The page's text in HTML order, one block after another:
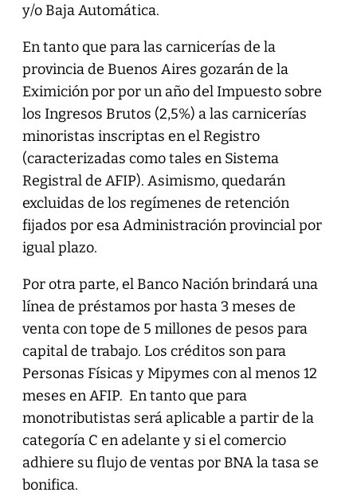
y/o Baja Automática.
En tanto que para las carnicerías de la
provincia de Buenos Aires gozarán de la
Eximición por por un año del Impuesto sobre
los Ingresos Brutos (2,5%) a las carnicerías
minoristas inscriptas en el Registro
(caracterizadas como tales en Sistema
Registral de AFIP). Asimismo, quedarán
excluidas de los regímenes de retención
fijados por esa Administración provincial por
igual plazo.
Por otra parte, el Banco Nación brindará una
línea de préstamos por hasta 3 meses de
venta con tope de 5 millones de pesos para
capital de trabajo. Los créditos son para
Personas Físicas y Mipymes con al menos 12
meses en AFIP. En tanto que para
monotributistas será aplicable a partir de la
categoría C en adelante y si el comercio
adhiere su flujo de ventas por BNA la tasa se
bonifica.